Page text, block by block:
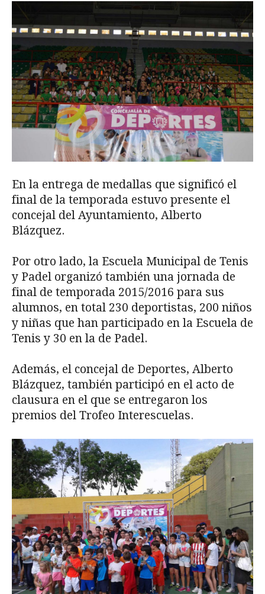
En la entrega de medallas que significó el
final de la temporada estuvo presente el
concejal del Ayuntamiento, Alberto
Blázquez.
Por otro lado, la Escuela Municipal de Tenis
y Padel organizó también una jornada de
final de temporada 2015/2016 para sus
alumnos, en total 230 deportistas, 200 niños
y niñas que han participado en la Escuela de
Tenis y 30 en la de Padel.
Además, el concejal de Deportes, Alberto
Blázquez, también participó en el acto de
clausura en el que se entregaron los
premios del Trofeo Interescuelas.